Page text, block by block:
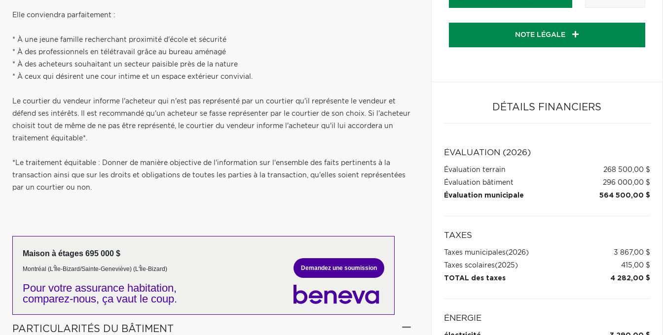
Elle conviendra parfaitement :
* À une jeune famille recherchant proximité d'école et sécurité
* À des professionnels en télétravail grâce au bureau aménagé
* À des acheteurs souhaitant un secteur paisible près de la nature
* À ceux qui désirent une cour intime et un espace extérieur convivial.
Le courtier du vendeur informe l'acheteur qui n'est pas représenté par un courtier qu'il représente le vendeur et
défend ses intérêts. Il est recommandé qu'un acheteur se fasse représenter par le courtier de son choix. Si l'acheteur
choisit tout de même de ne pas être représenté, le courtier du vendeur informe l'acheteur qu'il lui accordera un
traitement équitable*.
*Le traitement équitable : Donner de manière objective de l'information sur l'ensemble des faits pertinents à la
transaction ainsi que sur les droits et obligations de toutes les parties à la transaction, qu'elles soient représentées
par un courtier ou non.
Maison à étages 695 000 $
Montréal (L'Île-Bizard/Sainte-Geneviève) (L'Île-Bizard)
Pour votre assurance habitation,
comparez-nous, ça vaut le coup.
Demandez une soumission
PARTICULARITÉS DU BÂTIMENT
NOTE LÉGALE
DÉTAILS FINANCIERS
ÉVALUATION (2026)
Évaluation terrain
268 500,00 $
Évaluation bâtiment
296 000,00 $
Évaluation municipale
564 500,00 $
TAXES
Taxes municipales(2026)
3 867,00 $
Taxes scolaires(2025)
415,00 $
TOTAL des taxes
4 282,00 $
ÉNERGIE